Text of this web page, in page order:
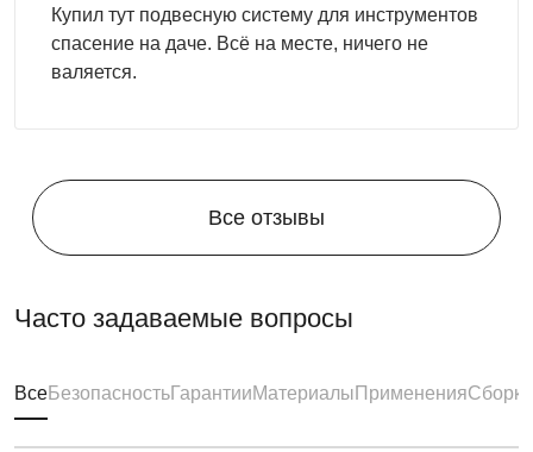
Купил тут подвесную систему для инструментов
спасение на даче. Всё на месте, ничего не
валяется.
Все отзывы
Часто задаваемые вопросы
ВсеБезопасность ГарантииМатериалы ПримененияСборка